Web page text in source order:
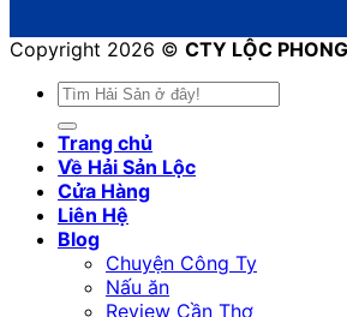
Copyright 2026 © CTY LỘC
Trang chủ
Về Hải Sản Lộc
Cửa Hàng
Liên Hệ
Blog
Chuyện Công Ty
Nấu ăn
Review Cần Thơ